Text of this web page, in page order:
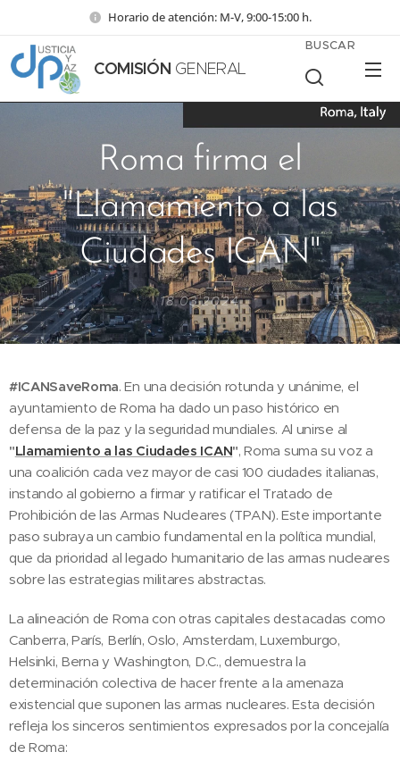
Horario de atención: M-V, 9:00-15:00 h.
COMISIÓN GENERAL
BUSCAR
Roma firma el
"Llamamiento a las
Ciudades ICAN"
18.03.2024
#ICANSaveRoma. En una decisión rotunda y unánime, el
ayuntamiento de Roma ha dado un paso histórico en
defensa de la paz y la seguridad mundiales. Al unirse al
"Llamamiento a las Ciudades ICAN", Roma suma su voz a
una coalición cada vez mayor de casi 100 ciudades italianas,
instando al gobierno a firmar y ratificar el Tratado de
Prohibición de las Armas Nucleares (TPAN). Este importante
paso subraya un cambio fundamental en la política mundial,
que da prioridad al legado humanitario de las armas nucleares
sobre las estrategias militares abstractas.
La alineación de Roma con otras capitales destacadas como
Canberra, París, Berlín, Oslo, Amsterdam, Luxemburgo,
Helsinki, Berna y Washington, D.C., demuestra la
determinación colectiva de hacer frente a la amenaza
existencial que suponen las armas nucleares. Esta decisión
refleja los sinceros sentimientos expresados por la concejalía
de Roma: